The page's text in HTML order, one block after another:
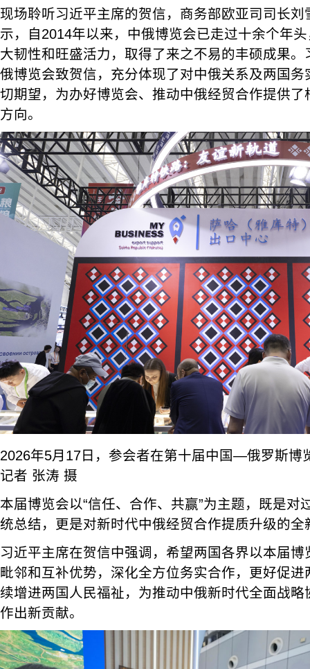
现场聆听习近平主席的贺信，商务部欧亚司司长
示，自2014年以来，中俄博览会已走过十余个年
大韧性和旺盛活力，取得了来之不易的丰硕成果
俄博览会致贺信，充分体现了对中俄关系及两国
切期望，为办好博览会、推动中俄经贸合作提供
方向。
2026年5月17日，参会者在第十届中国—俄罗斯博
记者 张涛 摄
本届博览会以“信任、合作、共赢”为主题，既是对
统总结，更是对新时代中俄经贸合作提质升级的全
习近平主席在贺信中强调，希望两国各界以本届
毗邻和互补优势，深化全方位务实合作，更好促
续增进两国人民福祉，为推动中俄新时代全面战
作出新贡献。